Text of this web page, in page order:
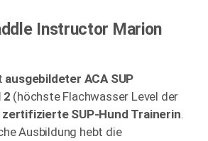
Instructor Marion
ausgebildeter ACA SUP
2 (höchste Flachwasser Level der
zertifizierte SUP-Hund Trainerin.
Ausbildung hebt die